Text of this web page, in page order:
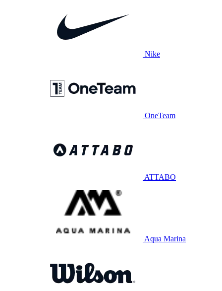
Nike
OneTeam
ATTABO
Aqua Marina